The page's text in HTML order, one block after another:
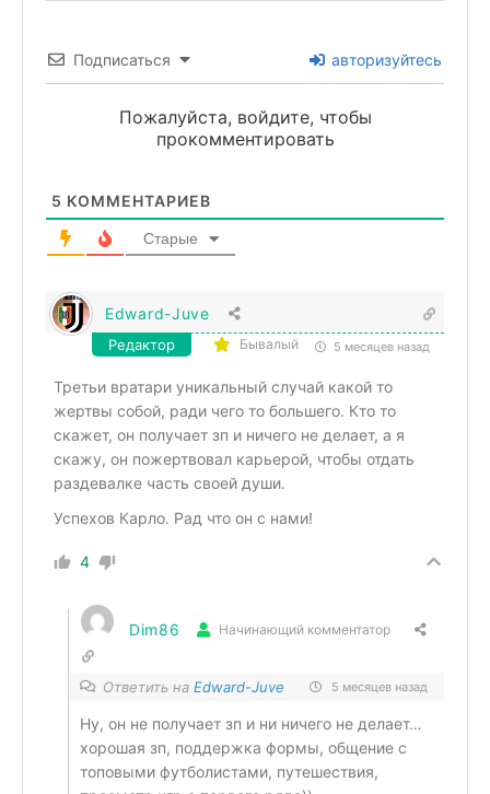
Подписаться авторизуйтесь
Пожалуйста, войдите, чтобы
прокомментировать
5 КОММЕНТАРИЕВ
Старые
Edward-Juve
Редактор Бывалый 5 месяцев назад
Третьи вратари уникальный случай какой то
жертвы собой, ради чего то большего. Кто то
скажет, он получает зп и ничего не делает, а я
скажу, он пожертвовал карьерой, чтобы отдать
раздевалке часть своей души.
Успехов Карло. Рад что он с нами!
4
Dim86 Начинающий комментатор
Ответить на Edward-Juve 5 месяцев назад
Ну, он не получает зп и ни ничего не делает…
хорошая зп, поддержка формы, общение с
топовыми футболистами, путешествия,